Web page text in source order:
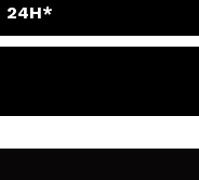
24H*